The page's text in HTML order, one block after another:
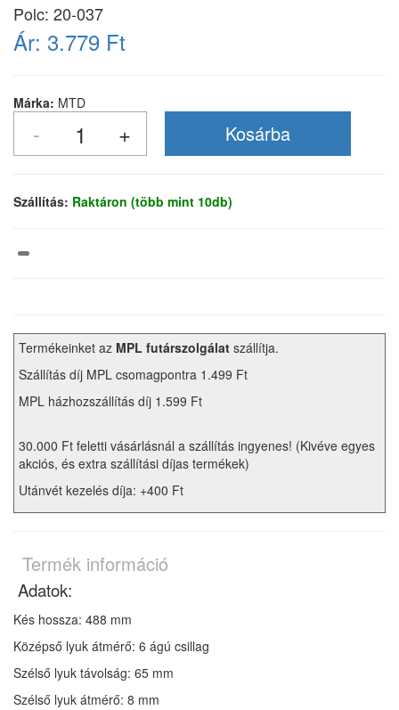
Polc: 20-037
Ár: 3.779 Ft
Márka: MTD
Szállítás: Raktáron (több mint 10db)
Termékeinket az MPL futárszolgálat szállítja.
Szállítás díj MPL csomagpontra 1.499 Ft
MPL házhozszállítás díj 1.599 Ft
30.000 Ft feletti vásárlásnál a szállítás ingyenes! (Kivéve egyes
akciós, és extra szállítási díjas termékek)
Utánvét kezelés díja: +400 Ft
Termék információ
Adatok:
Kés hossza: 488 mm
Középső lyuk átmérő: 6 ágú csillag
Szélső lyuk távolság: 65 mm
Szélső lyuk átmérő: 8 mm